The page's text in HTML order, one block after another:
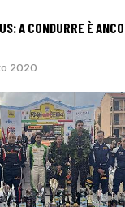
A CONDURRE È
2020